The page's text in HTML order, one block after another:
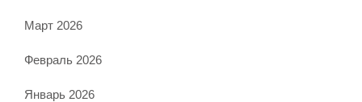
Март 2026
Февраль 2026
Январь 2026